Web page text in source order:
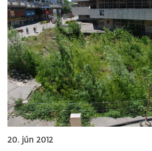
20. jún 2012